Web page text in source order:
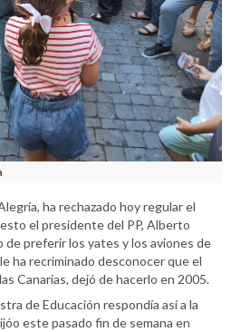
ha rechazado hoy regular el
el presidente del PP, Alberto
de preferir los yates y los aviones de
ha recriminado desconocer que el
Canarias, dejó de hacerlo en 2005.
de Educación respondía así a la
este pasado fin de semana en